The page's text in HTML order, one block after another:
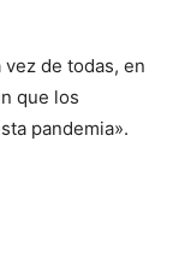
vez de todas, en
que los
pandemia».